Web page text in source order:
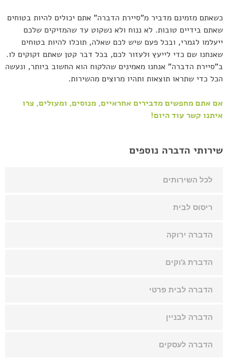
שירותי הדברה נוספים
לכל השירותים
ריסוס לבית
הדברה ירוקה
הדברת ג'וקים
הדברה לבית פרטי
הדברה לבניין
הדברה לעסקים
כשאתם מזמינם מדביר מ"סיירת הדברה" אתם יכולים להיות בטוחים
שאתם בידיים טובות. לא ננוח ולא נשקוט עד שהמזיקים שלכם
ייעלמו לגמרי, ובכל פעם שיש לכם שאלה, תוכלו להיות בטוחים
שאנחנו שם כדי לייעץ ולעזור לכם, בכל דבר קטן שאתם זקוקים לו.
ב"סיירת הדברה" אנחנו מאמינים שהלקוח הוא החשוב ביותר, ונעשה
הכל כדי שתראו תוצאות ותהיו מרוצים מהשירות.
אם אתם מחפשים מדבירים אחראיים, מנוסים, ומעולים, צרו
איתנו קשר עוד היום!